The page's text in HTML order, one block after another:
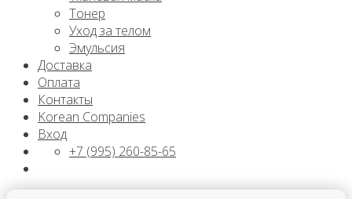
Тонер
Уход за телом
Эмульсия
Доставка
Оплата
Контакты
Korean Companies
Вход
+7 (995) 260-85-65